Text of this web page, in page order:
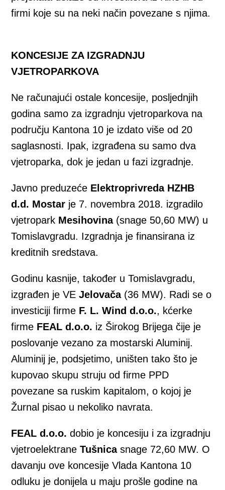
firmi koje su na neki način povezane s njima.
KONCESIJE ZA IZGRADNJU
VJETROPARKOVA
Ne računajući ostale koncesije, posljednjih
godina samo za izgradnju vjetroparkova na
području Kantona 10 je izdato više od 20
saglasnosti. Ipak, izgrađena su samo dva
vjetroparka, dok je jedan u fazi izgradnje.
Javno preduzeće Elektroprivreda HZHB
d.d. Mostar je 7. novembra 2018. izgradilo
vjetropark Mesihovina(snage 50,60 MW) u
Tomislavgradu. Izgradnja je finansirana iz
kreditnih sredstava.
Godinu kasnije, također u Tomislavgradu,
izgrađen je VEJelovača(36 MW). Radi se o
investiciji firme F. L. Wind d.o.o., kćerke
firme FEAL d.o.o. iz Širokog Brijega čije je
poslovanje vezano za mostarski Aluminij.
Aluminij je, podsjetimo, uništen tako što je
kupovao skupu struju od firme PPD
povezane sa ruskim kapitalom, o kojoj je
Žurnal pisao u nekoliko navrata.
FEAL d.o.o. dobio je koncesiju i za izgradnju
vjetroelektraneTušnicasnage 72,60 MW. O
davanju ove koncesije Vlada Kantona 10
odluku je donijela u maju prošle godine na